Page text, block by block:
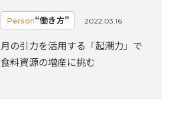
Person“働き方” 2022.03.16
月の引力を活用する「起潮力」で
食料資源の増産に挑む